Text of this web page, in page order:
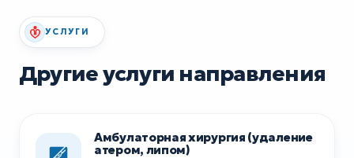
УСЛУГИ
Другие услуги направления
Амбулаторная хирургия (удаление
атером, липом)